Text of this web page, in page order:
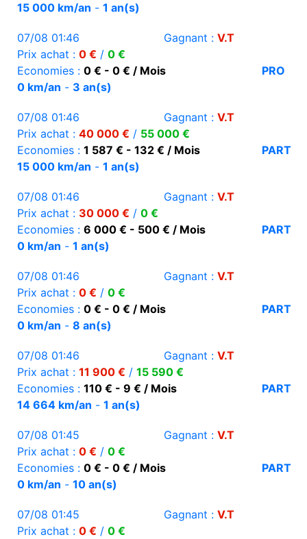
15 000 km/an - 1 an(s)
07/08 01:46 Gagnant : V.T
Prix achat : 0 € / 0 €
Economies : 0 € - 0 € / Mois
PRO
0 km/an - 3 an(s)
07/08 01:46 Gagnant : V.T
Prix achat : 40 000 € / 55 000 €
Economies : 1 587 € - 132 € / Mois
PART
15 000 km/an - 1 an(s)
07/08 01:46 Gagnant : V.T
Prix achat : 30 000 € / 0 €
Economies : 6 000 € - 500 € / Mois
PART
0 km/an - 1 an(s)
07/08 01:46 Gagnant : V.T
Prix achat : 0 € / 0 €
Economies : 0 € - 0 € / Mois
PART
0 km/an - 8 an(s)
07/08 01:46 Gagnant : V.T
Prix achat : 11 900 € / 15 590 €
Economies : 110 € - 9 € / Mois
PART
14 664 km/an - 1 an(s)
07/08 01:45 Gagnant : V.T
Prix achat : 0 € / 0 €
Economies : 0 € - 0 € / Mois
PART
0 km/an - 10 an(s)
07/08 01:45 Gagnant : V.T
Prix achat : 0 € / 0 €